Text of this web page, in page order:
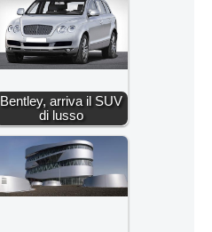
Bentley, arriva il SUV
di lusso